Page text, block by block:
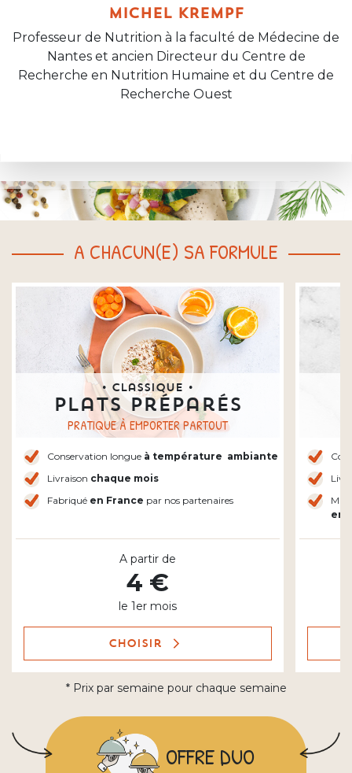
MICHEL KREMPF
Professeur de Nutrition à la faculté de Médecine de
Nantes et ancien Directeur du Centre de
Recherche en Nutrition Humaine et du Centre de
Recherche Ouest
A CHACUN(E) SA FORMULE
• Classique •
Plats préparés
PRATIQUE À EMPORTER PARTOUT
Conservation longue à température ambiante
Livraison chaque mois
Fabriqué en France par nos partenaires
A partir de
4 €
le 1er mois
Choisir
en
* Prix par semaine pour chaque semaine
OFFRE DUO